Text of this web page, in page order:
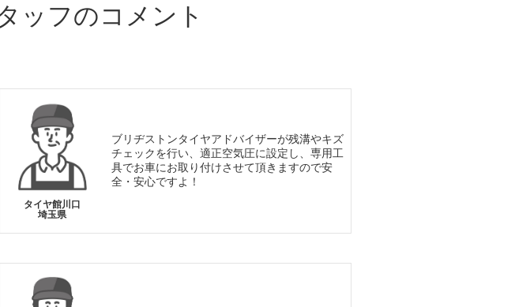
ッフのコメント
タイヤ館川口
埼玉県
ブリヂストンタイヤアドバイザーが残溝やキズ
チェックを行い、適正空気圧に設定し、専用工
具でお車にお取り付けさせて頂きますので安
全・安心ですよ！